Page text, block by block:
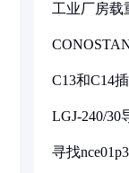
工业厂房载
C13和C14
LGJ-240/30
寻找